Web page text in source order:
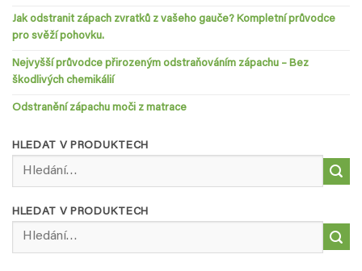
Jak odstranit zápach zvratků z vašeho gauče? Kompletní průvodce
pro svěží pohovku.
Nejvyšší průvodce přirozeným odstraňováním zápachu – Bez
škodlivých chemikálií
Odstranění zápachu moči z matrace
HLEDAT V PRODUKTECH
HLEDAT V PRODUKTECH